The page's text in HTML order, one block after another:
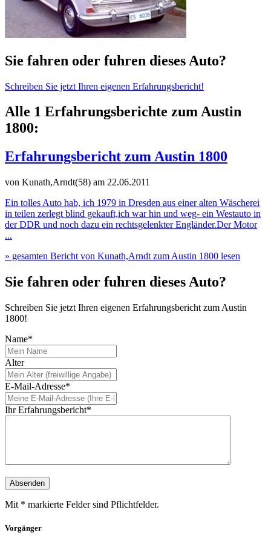
Sie fahren oder fuhren dieses Auto?
Schreiben Sie jetzt Ihren eigenen Erfahrungsbericht!
Alle 1 Erfahrungsberichte zum Austin
1800:
Erfahrungsbericht zum Austin 1800
von Kunath,Arndt(58) am 22.06.2011
Ein tolles Auto hab, ich 1979 in Dresden aus einer alten Wäscherei
in teilen zerlegt blind gekauft,ich war hin und weg- ein Westauto in
der DDR und noch dazu ein rechtsgelenkter Engländer.Der Motor
...
» gesamten Bericht von Kunath,Arndt zum Austin 1800 lesen
Sie fahren oder fuhren dieses Auto?
Schreiben Sie jetzt Ihren eigenen Erfahrungsbericht zum Austin
1800!
Name*
Alter
E-Mail-Adresse*
Ihr Erfahrungsbericht*
Mit * markierte Felder sind Pflichtfelder.
Vorgänger